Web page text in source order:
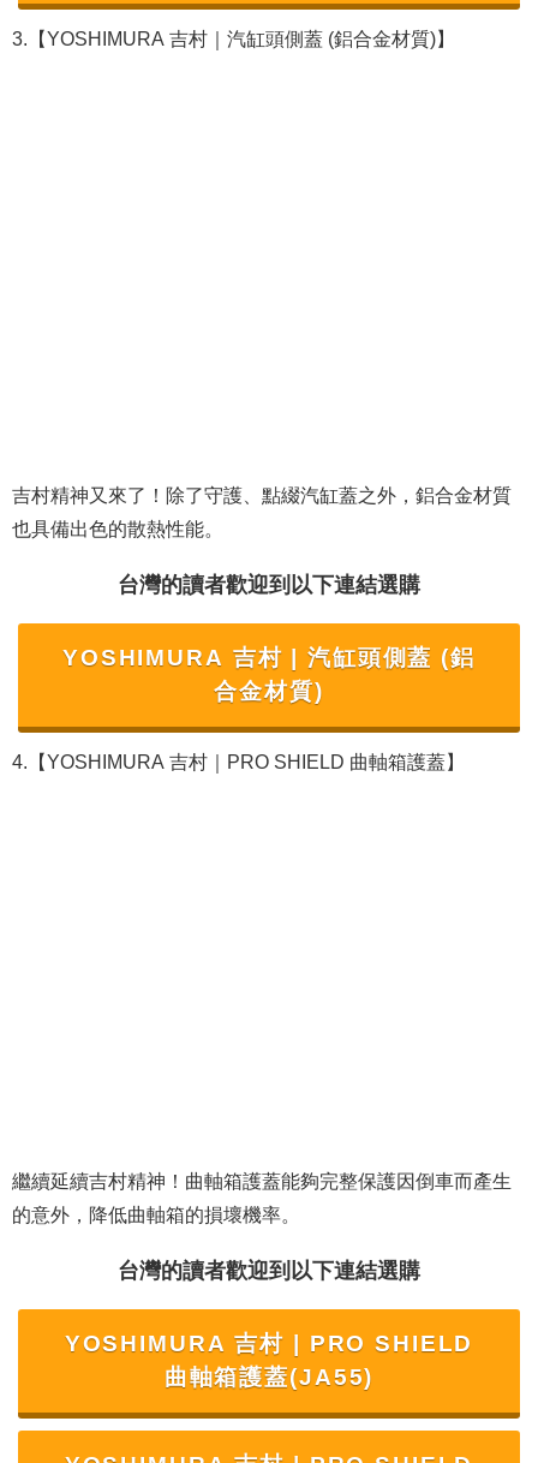
3.【YOSHIMURA 吉村｜汽缸頭側蓋 (鋁合金材質)】
吉村精神又來了！除了守護、點綴汽缸蓋之外，鋁合金材質
也具備出色的散熱性能。
台灣的讀者歡迎到以下連結選購
YOSHIMURA 吉村 | 汽缸頭側蓋 (鋁
合金材質)
4.【YOSHIMURA 吉村｜PRO SHIELD 曲軸箱護蓋】
繼續延續吉村精神！曲軸箱護蓋能夠完整保護因倒車而產生
的意外，降低曲軸箱的損壞機率。
台灣的讀者歡迎到以下連結選購
YOSHIMURA 吉村 | PRO SHIELD
曲軸箱護蓋(JA55)